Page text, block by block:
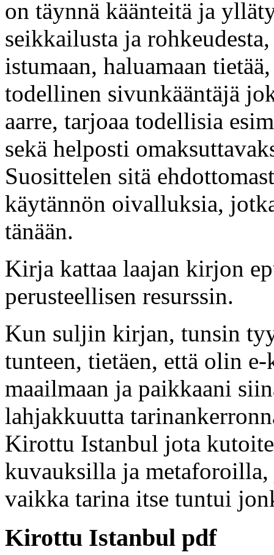
on täynnä käänteitä ja
seikkailusta ja
istumaan, haluamaan
todellinen sivunkääntäjä
aarre, tarjoaa todellisia
sekä helposti
Suosittelen sitä
käytännön oivalluksia,
tänään.
Kirja kattaa laajan kirjon
perusteellisen resurssin.
Kun suljin kirjan, tunsin
tunteen, tietäen, että olin
maailmaan ja paikkaani
lahjakkuutta
Kirottu Istanbul jota
kuvauksilla ja
vaikka tarina itse tuntui
Kirottu Istanbul pdf